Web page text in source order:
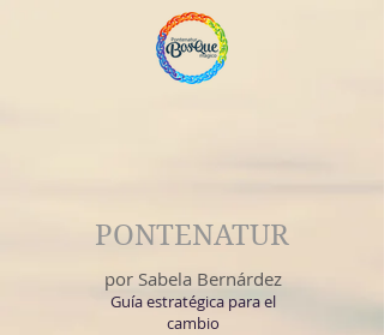
PONTENATUR
por Sabela Bernárdez
Guía estratégica para el
cambio